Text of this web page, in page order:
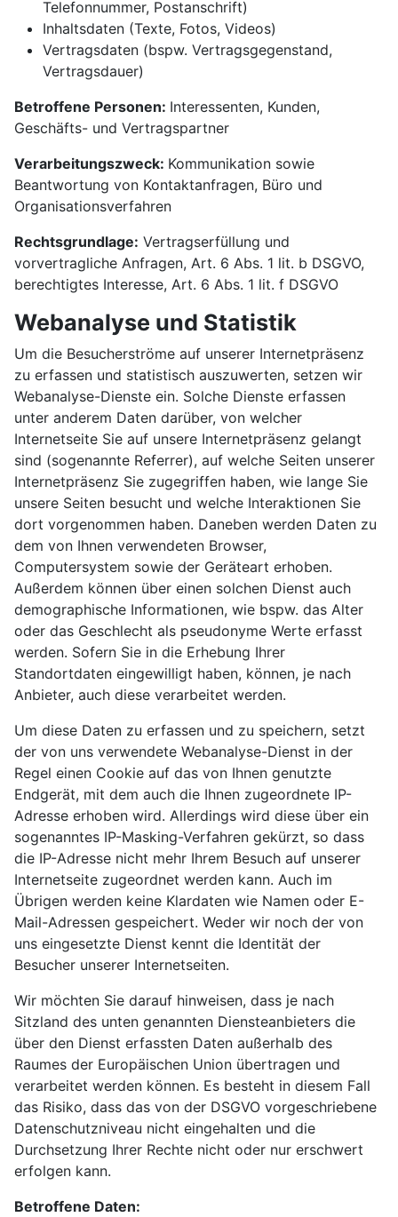
Telefonnummer, Postanschrift)
Inhaltsdaten (Texte, Fotos, Videos)
Vertragsdaten (bspw. Vertragsgegenstand,
Vertragsdauer)
Betroffene Personen: Interessenten, Kunden,
Geschäfts- und Vertragspartner
Verarbeitungszweck: Kommunikation sowie
Beantwortung von Kontaktanfragen, Büro und
Organisationsverfahren
Rechtsgrundlage: Vertragserfüllung und
vorvertragliche Anfragen, Art. 6 Abs. 1 lit. b DSGVO,
berechtigtes Interesse, Art. 6 Abs. 1 lit. f DSGVO
Webanalyse und Statistik
Um die Besucherströme auf unserer Internetpräsenz
zu erfassen und statistisch auszuwerten, setzen wir
Webanalyse-Dienste ein. Solche Dienste erfassen
unter anderem Daten darüber, von welcher
Internetseite Sie auf unsere Internetpräsenz gelangt
sind (sogenannte Referrer), auf welche Seiten unserer
Internetpräsenz Sie zugegriffen haben, wie lange Sie
unsere Seiten besucht und welche Interaktionen Sie
dort vorgenommen haben. Daneben werden Daten zu
dem von Ihnen verwendeten Browser,
Computersystem sowie der Geräteart erhoben.
Außerdem können über einen solchen Dienst auch
demographische Informationen, wie bspw. das Alter
oder das Geschlecht als pseudonyme Werte erfasst
werden. Sofern Sie in die Erhebung Ihrer
Standortdaten eingewilligt haben, können, je nach
Anbieter, auch diese verarbeitet werden.
Um diese Daten zu erfassen und zu speichern, setzt
der von uns verwendete Webanalyse-Dienst in der
Regel einen Cookie auf das von Ihnen genutzte
Endgerät, mit dem auch die Ihnen zugeordnete IP-
Adresse erhoben wird. Allerdings wird diese über ein
sogenanntes IP-Masking-Verfahren gekürzt, so dass
die IP-Adresse nicht mehr Ihrem Besuch auf unserer
Internetseite zugeordnet werden kann. Auch im
Übrigen werden keine Klardaten wie Namen oder E-
Mail-Adressen gespeichert. Weder wir noch der von
uns eingesetzte Dienst kennt die Identität der
Besucher unserer Internetseiten.
Wir möchten Sie darauf hinweisen, dass je nach
Sitzland des unten genannten Diensteanbieters die
über den Dienst erfassten Daten außerhalb des
Raumes der Europäischen Union übertragen und
verarbeitet werden können. Es besteht in diesem Fall
das Risiko, dass das von der DSGVO vorgeschriebene
Datenschutzniveau nicht eingehalten und die
Durchsetzung Ihrer Rechte nicht oder nur erschwert
erfolgen kann.
Betroffene Daten: